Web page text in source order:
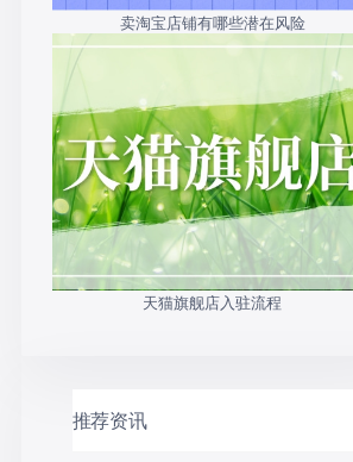
卖淘宝店铺有哪些潜在风险
天猫旗舰店入驻流程
推荐资讯